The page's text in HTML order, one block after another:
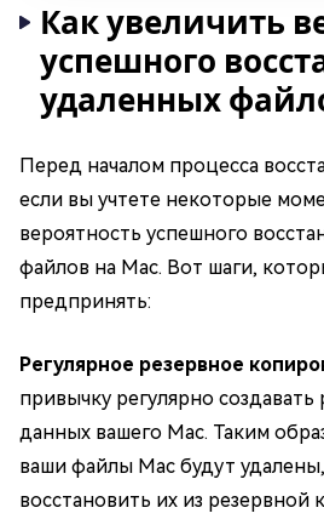
Как увеличить
успешного
удаленных
Перед началом процесса
если вы учтете некоторые
вероятность успешного
файлов на Mac. Вот шаги,
предпринять:
Регулярное резервное
привычку регулярно
данных вашего Mac. Таким
ваши файлы Mac будут
восстановить их из